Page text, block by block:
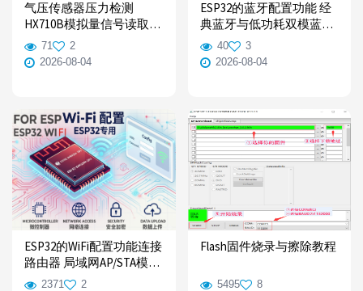
气压传感器压力检测
HX710B模拟量信号读取
Python/C++编程 树莓派与
ESP32使用例程
71
2
2026-08-04
ESP32的蓝牙配置功能 经
典蓝牙与低功耗双模蓝牙
BLE，Bluetooth
40
3
2026-08-04
ESP32的WiFi配置功能连接
路由器 局域网AP/STA模式
控制教程
2371
2
Flash固件烧录与擦除教程
5495
8